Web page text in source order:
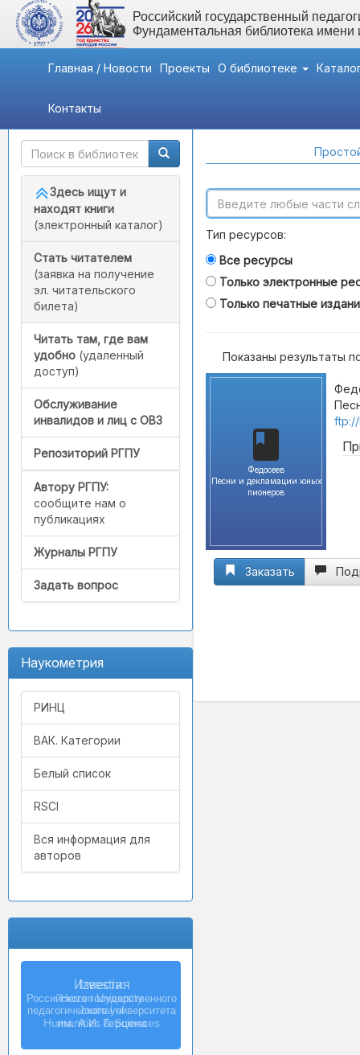
Российский государственный
Фундаментальная библиотека
Главная / Новости Проекты О библиотеке
Контакты
Быстрый доступ
Здесь ищут и
находят книги
(электронный каталог)
Стать читателем
(заявка на получение
эл. читательского
билета)
Читать там, где вам
удобно (удаленный
доступ)
Обслуживание
инвалидов и лиц с ОВЗ
Репозиторий РГПУ
Автору РГПУ:
сообщите нам о
публикациях
Журналы РГПУ
Задать вопрос
Наукометрия
РИНЦ
ВАК. Категории
Белый список
RSCI
Вся информация для
авторов
Izvestia:
Herzen University
Journal of
Humanities & Sciences
Тип ресурсов:
Все ресурсы
Только электронные
Только печатные
Показаны результаты
Федосеев
Песни и декламации юных
пионеров
ftp://
Заказать